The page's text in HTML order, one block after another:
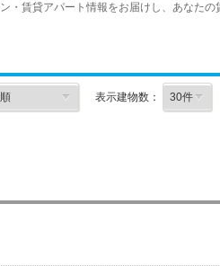
賃貸アパート情報をお届けし、あなたの
表示建物数：